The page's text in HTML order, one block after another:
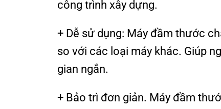
công trình xây dựng.
+ Dễ sử dụng: Máy đầm thước
so với các loại máy khác. Giúp
gian ngắn.
+ Bảo trì đơn giản. Máy đầm